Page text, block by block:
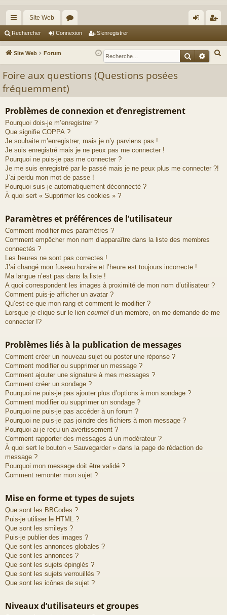
cc
ès
ra
pi
de
Site Web
or
u
m
s
ne
xi
nr
eg
Rechercher Connexion S’enregistrer
Site Web Forum
e
e
Foire aux questions (Questions posées
fréquemment)
Problèmes de connexion et d’enregistrement
Pourquoi dois-je m’enregistrer ?
Que signifie COPPA ?
Je souhaite m’enregistrer, mais je n’y parviens pas !
Je suis enregistré mais je ne peux pas me connecter !
Pourquoi ne puis-je pas me connecter ?
Je me suis enregistré par le passé mais je ne peux plus me connecter ?!
J’ai perdu mon mot de passe !
Pourquoi suis-je automatiquement déconnecté ?
À quoi sert « Supprimer les cookies » ?
Paramètres et préférences de l’utilisateur
Comment modifier mes paramètres ?
Comment empêcher mon nom d’apparaître dans la liste des membres
connectés ?
Les heures ne sont pas correctes !
J’ai changé mon fuseau horaire et l’heure est toujours incorrecte !
Ma langue n’est pas dans la liste !
A quoi correspondent les images à proximité de mon nom d’utilisateur ?
Comment puis-je afficher un avatar ?
Qu’est-ce que mon rang et comment le modifier ?
Lorsque je clique sur le lien courriel d’un membre, on me demande de me
connecter !?
Problèmes liés à la publication de messages
Comment créer un nouveau sujet ou poster une réponse ?
Comment modifier ou supprimer un message ?
Comment ajouter une signature à mes messages ?
Comment créer un sondage ?
Pourquoi ne puis-je pas ajouter plus d’options à mon sondage ?
Comment modifier ou supprimer un sondage ?
Pourquoi ne puis-je pas accéder à un forum ?
Pourquoi ne puis-je pas joindre des fichiers à mon message ?
Pourquoi ai-je reçu un avertissement ?
Comment rapporter des messages à un modérateur ?
À quoi sert le bouton « Sauvegarder » dans la page de rédaction de
message ?
Pourquoi mon message doit être validé ?
Comment remonter mon sujet ?
Mise en forme et types de sujets
Que sont les BBCodes ?
Puis-je utiliser le HTML ?
Que sont les smileys ?
Puis-je publier des images ?
Que sont les annonces globales ?
Que sont les annonces ?
Que sont les sujets épinglés ?
Que sont les sujets verrouillés ?
Que sont les icônes de sujet ?
Niveaux d’utilisateurs et groupes